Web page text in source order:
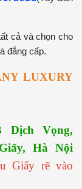
cả và chọn cho
đẳng cấp.
LUXURY
Dịch Vọng,
Hà Nội
Giấy rẽ vào